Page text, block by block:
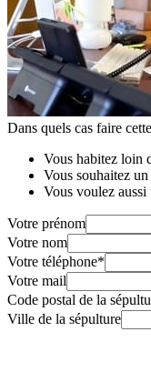
Dans quels cas faire
Vous habitez loin
Vous souhaitez
Vous voulez aussi
Votre prénom
Votre nom
Votre téléphone*
Votre mail
Code postal de la
Ville de la sépulture